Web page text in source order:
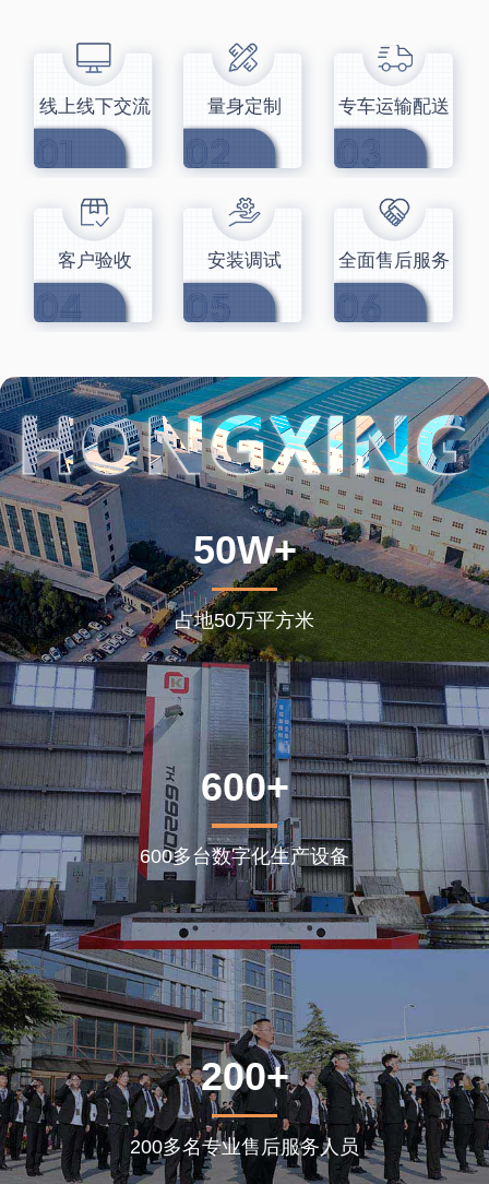
线上线下交流 量身定制 专车运输配送
客户验收 安装调试 全面售后服务
50W+
占地50万平方米
600+
600多台数字化生产设备
200+
200多名专业售后服务人员